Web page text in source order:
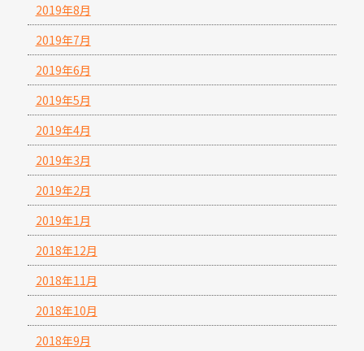
2019年8月
2019年7月
2019年6月
2019年5月
2019年4月
2019年3月
2019年2月
2019年1月
2018年12月
2018年11月
2018年10月
2018年9月